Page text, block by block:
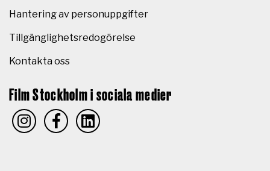
Hantering av personuppgifter
Tillgänglighetsredogörelse
Kontakta oss
Film Stockholm i sociala medier